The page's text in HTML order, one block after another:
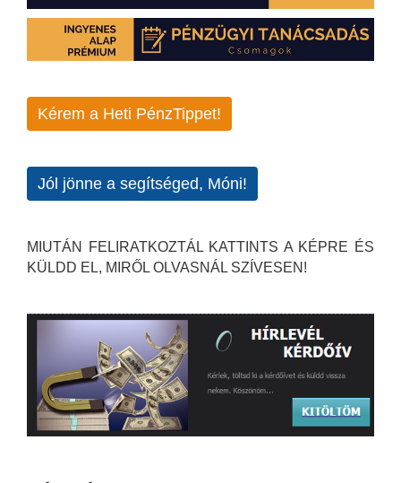
Kérem a Heti PénzTippet!
Jól jönne a segítséged, Móni!
MIUTÁN FELIRATKOZTÁL KATTINTS A KÉPRE ÉS
KÜLDD EL, MIRŐL OLVASNÁL SZÍVESEN!